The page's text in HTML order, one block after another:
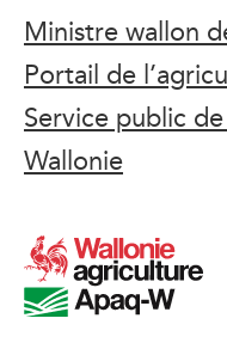
Ministre wallon
Portail de
Service public
Wallonie